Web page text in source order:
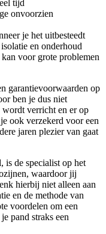
tijd
onvoorzien
je het uitbesteedt
en onderhoud
voor grote problemen
garantievoorwaarden op
ben je dus niet
wordt verricht en er op
ook verzekerd voor een
jaren plezier van gaat
is de specialist op het
waardoor jij
hierbij niet alleen aan
en de methode van
voordelen om een
pand straks een